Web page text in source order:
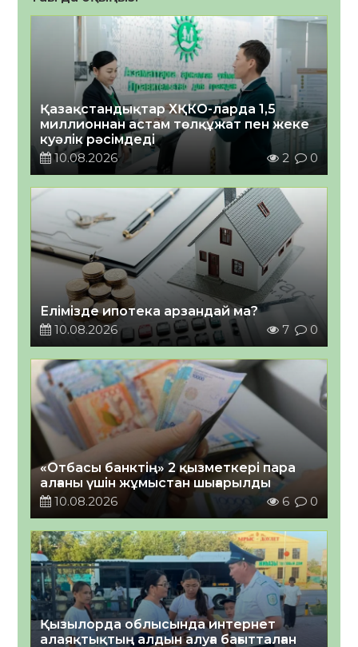
Қазақстандықтар ХҚКО-ларда 1,5
миллионнан астам төлқұжат пен жеке
куәлік рәсімдеді
10.08.2026
2 0
Елімізде ипотека арзандай ма?
10.08.2026
7 0
«Отбасы банктің» 2 қызметкері пара
алғаны үшін жұмыстан шығарылды
10.08.2026
6 0
Қызылорда облысында интернет
алаяқтықтың алдын алуға бағытталған